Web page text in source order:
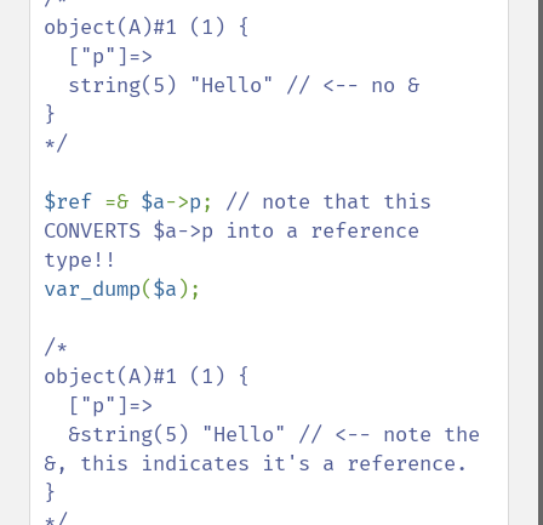
object(A)#1 (1) {
}
*/
$ref =& $a->p; // note that this
CONVERTS $a->p into a reference
var_dump($a );
/*
object(A)#1 (1) {
&, this indicates it's a reference.
}